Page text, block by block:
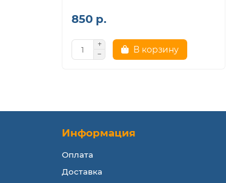
850 р.
В корзину
Информация
Оплата
Доставка